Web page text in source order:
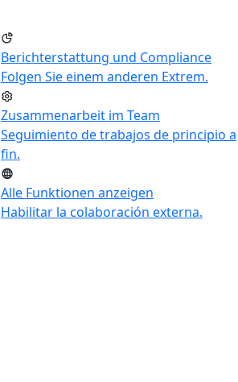
Berichterstattung und Compliance
Folgen Sie einem anderen Extrem.
Zusammenarbeit im Team
Seguimiento de trabajos de principio a
fin.
Alle Funktionen anzeigen
Habilitar la colaboración externa.